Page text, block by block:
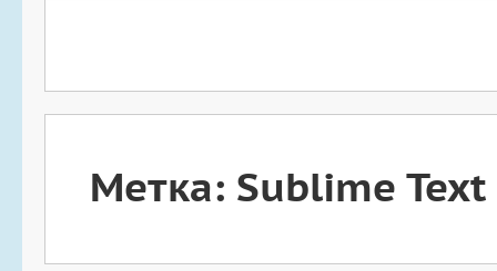
Метка: Sublime Text